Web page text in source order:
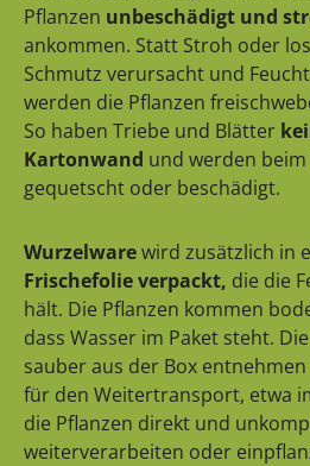
Pflanzen unbeschädigt und
ankommen. Statt Stroh oder
Schmutz verursacht und
werden die Pflanzen
So haben Triebe und Blätter
Kartonwand und werden
gequetscht oder beschädigt.
Wurzelwarewird zusätzlich in
Frischefolie verpackt, die die
hält. Die Pflanzen kommen
dass Wasser im Paket steht.
sauber aus der Box
für den Weitertransport, etwa
die Pflanzen direkt und
weiterverarbeiten oder